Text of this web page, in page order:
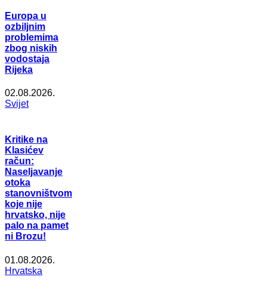
Europa u
ozbiljnim
problemima
zbog niskih
vodostaja
Rijeka
02.08.2026.
Svijet
Kritike na
Klasićev
račun:
Naseljavanje
otoka
stanovništvom
koje nije
hrvatsko, nije
palo na pamet
ni Brozu!
01.08.2026.
Hrvatska